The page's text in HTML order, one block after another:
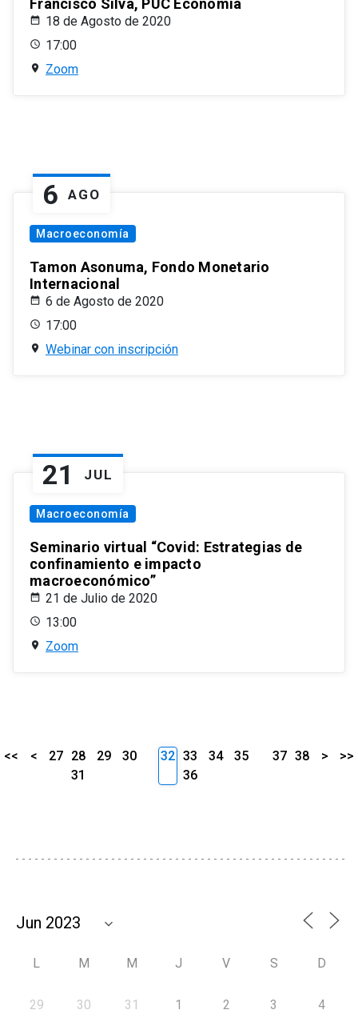
Francisco Silva, PUC Economía
18 de Agosto de 2020
17:00
Zoom
6 AGO
Macroeconomía
Tamon Asonuma, Fondo Monetario
Internacional
6 de Agosto de 2020
17:00
Webinar con inscripción
21 JUL
Macroeconomía
Seminario virtual “Covid: Estrategias de
confinamiento e impacto
macroeconómico”
21 de Julio de 2020
13:00
Zoom
<< < 27 28 29
30
31
32 33 34
35
36
37 38 > >>
L M M J V S D
29 30 31 1 2 3 4